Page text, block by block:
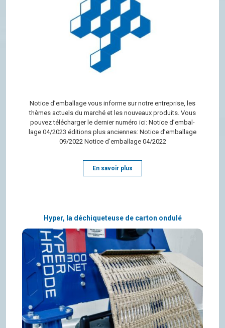
Notice d’em­bal­lage vous informe sur notre entre­prise, les
thèmes actuels du mar­ché et les nou­veaux pro­duits. Vous
pou­vez télé­char­ger le der­nier numéro ici: Notice d’em­bal­
lage 04/2023 édi­tions plus anciennes: Notice d’em­bal­lage
09/2022 Notice d’em­bal­lage 04/2022
En savoir plus
Hyper, la déchiqueteuse de carton ondulé